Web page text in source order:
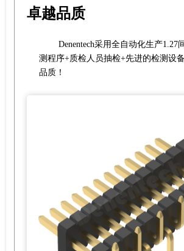
卓越品质
Denentech采用全自动化生产1.27
测程序+质检人员抽检+先进的检测设
品质！